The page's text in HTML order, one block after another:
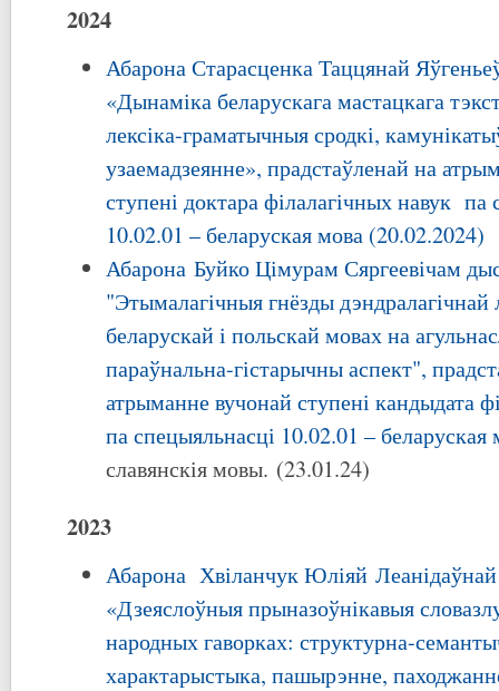
2024
Абарона Старасценка Таццянай
«Дынаміка беларускага мастацкага
лексіка-граматычныя сродкі,
узаемадзеянне», прадстаўленай на
ступені доктара філалагічных навук па
10.02.01 – беларуская мова (20.02.2024)
Абарона Буйко Цімурам Сяргеевічам
"Этымалагічныя гнёзды дэндралагічнай
беларускай і польскай мовах на
параўнальна-гістарычны аспект",
атрыманне вучонай ступені кандыдата
па спецыяльнасці 10.02.01 – беларуская
славянскія мовы. (23.01.24)
2023
Абарона Хвіланчук Юліяй
«Дзеяслоўныя прыназоўнікавыя
народных гаворках: структурна-
характарыстыка, пашырэнне,